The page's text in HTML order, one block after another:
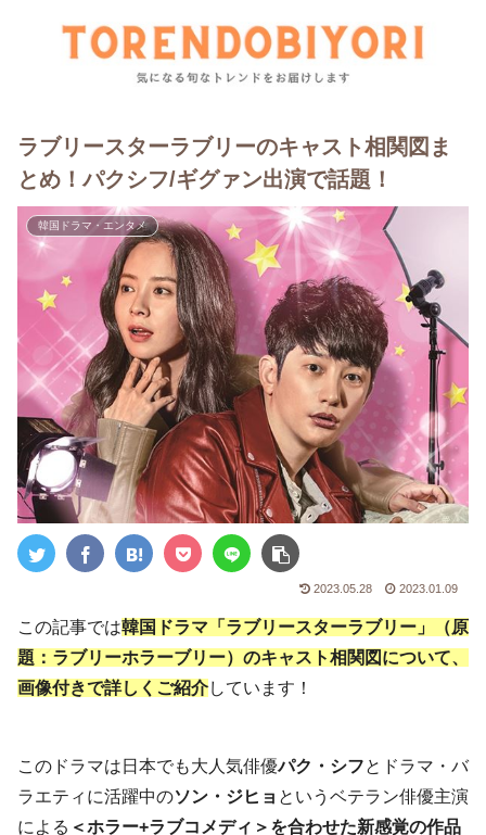
ラブリースターラブリーのキャスト相関図ま
とめ！パクシフ/ギグァン出演で話題！
韓国ドラマ・エンタメ
2023.05.28 2023.01.09
この記事では韓国ドラマ「ラブリースターラブリー」（原
題：ラブリーホラーブリー）のキャスト相関図について、
画像付きで詳しくご紹介しています！
このドラマは日本でも大人気俳優パク・シフとドラマ・バ
ラエティに活躍中のソン・ジヒョ というベテラン俳優主演
による ＜ホラー+ラブコメディ＞を合わせた新感覚の作品